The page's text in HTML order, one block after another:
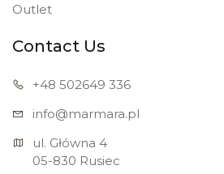
Outlet
Contact Us
+48 502649 336
info@marmara.pl
ul. Główna 4
05-830 Rusiec